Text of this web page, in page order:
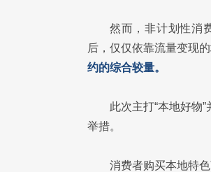
然而，非计划性消
后，仅仅依靠流量变现
约的综合较量。
此次主打“本地好物
举措。
消费者购买本地特